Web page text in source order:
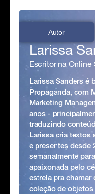
Autor
Larissa
Escritor na Online
Larissa Sanders é
Propaganda, com
Marketing
anos -
traduzindo
Larissa cria textos
e presentes desde
semanalmente
apaixonada pelo
estrela pra chamar
coleção de objetos